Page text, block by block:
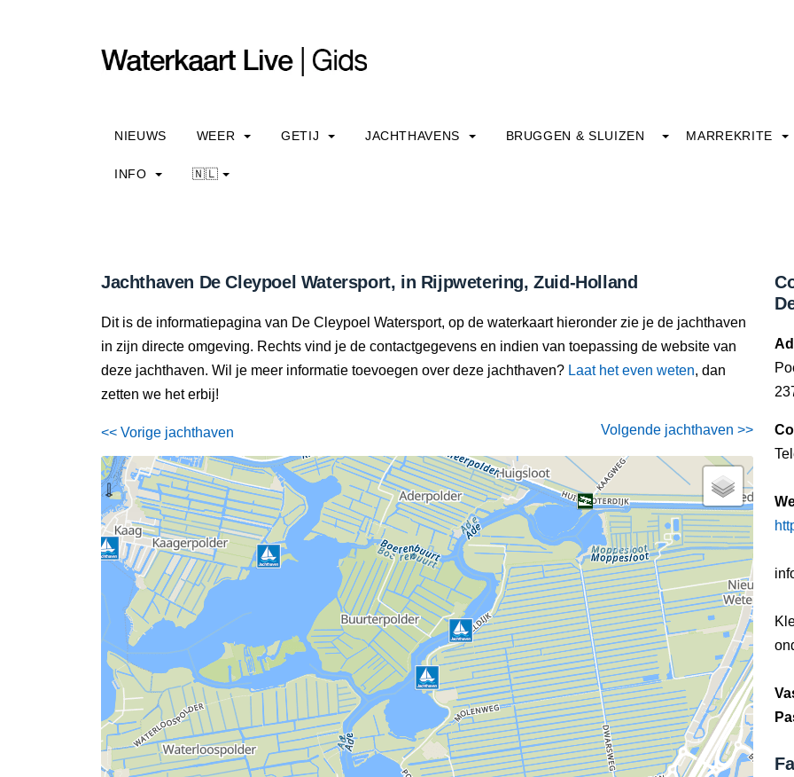
NIEUWS WEER GETIJ JACHTHAVENS BRUGGEN & SLUIZEN MARREKRITE
INFO 🇳🇱
Jachthaven De Cleypoel Watersport, in Rijpwetering, Zuid-Holland
Dit is de informatiepagina van De Cleypoel Watersport, op de waterkaart hieronder zie je de jachthaven
in zijn directe omgeving. Rechts vind je de contactgegevens en indien van toepassing de website van
deze jachthaven. Wil je meer informatie toevoegen over deze jachthaven? Laat het even weten, dan
zetten we het erbij!
<< Vorige jachthaven Volgende jachthaven >>